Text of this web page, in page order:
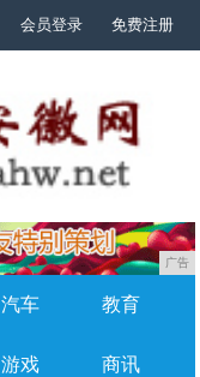
会员登录 免费注册
广告
汽车 教育
游戏 商讯